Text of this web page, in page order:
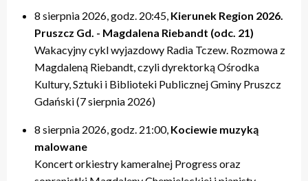
8 sierpnia 2026, godz. 20:45, Kierunek Region 2026.
Pruszcz Gd. - Magdalena Riebandt (odc. 21)
Wakacyjny cykl wyjazdowy Radia Tczew. Rozmowa z
Magdaleną Riebandt, czyli dyrektorką Ośrodka
Kultury, Sztuki i Biblioteki Publicznej Gminy Pruszcz
Gdański (7 sierpnia 2026)
8 sierpnia 2026, godz. 21:00, Kociewie muzyką
malowane
Koncert orkiestry kameralnej Progress oraz